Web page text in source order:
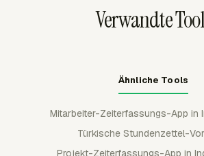
Verwandte
Ähnliche Tools
Mitarbeiter-Zeiterfassungs-App in
Türkische Stundenzettel-
Projekt-Zeiterfassungs-App in